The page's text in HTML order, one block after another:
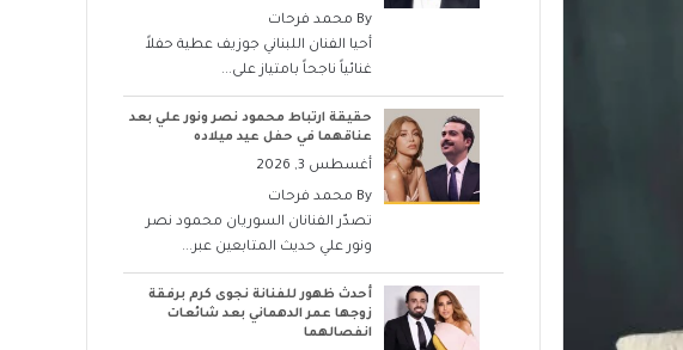
By محمد فرحات
أحيا الفنان اللبناني جوزيف عطية حفلاً
غنائياً ناجحاً بامتياز على...
حقيقة ارتباط محمود نصر ونور علي بعد
عناقهما في حفل عيد ميلاده
أغسطس 3, 2026
By محمد فرحات
تصدّر الفنانان السوريان محمود نصر
ونور علي حديث المتابعين عبر...
أحدث ظهور للفنانة نجوى كرم برفقة
زوجها عمر الدهماني بعد شائعات
انفصالهما